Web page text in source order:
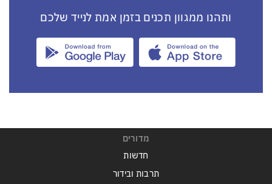
ותהנו ממגוון תכנים בזמן אמת לנייד שלכם
מדורים
חדשות
תרבות ובידור